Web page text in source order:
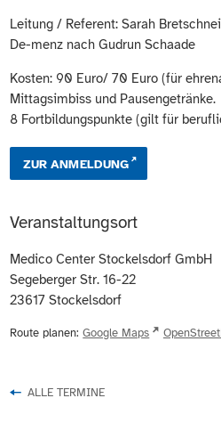
Leitung / Referent: Sarah
De-menz nach Gudrun Schaade
Kosten: 90 Euro/ 70 Euro (für
Mittagsimbiss und Pausengetränke.
8 Fortbildungspunkte (gilt für
ZUR ANMELDUNG
Veranstaltungsort
Medico Center Stockelsdorf GmbH
Segeberger Str. 16-22
23617 Stockelsdorf
Route planen: Google Maps
ALLE TERMINE